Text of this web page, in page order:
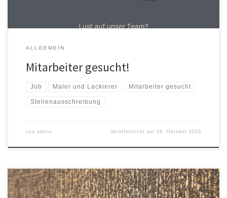
ALLGEMEIN
Mitarbeiter gesucht!
Job Maler und Lackierer Mitarbeiter gesucht
Stellenausschreibung
von admin Veröffentlicht am 26. Oktober 2023